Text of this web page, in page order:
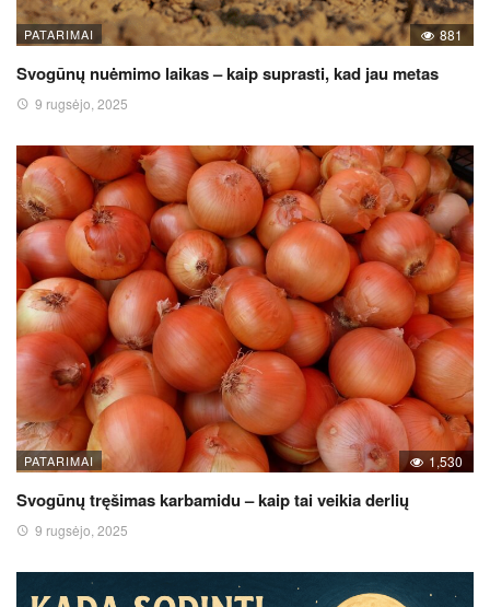
PATARIMAI 881
Svogūnų nuėmimo laikas – kaip suprasti, kad jau metas
9 rugsėjo, 2025
PATARIMAI 1,530
Svogūnų tręšimas karbamidu – kaip tai veikia derlių
9 rugsėjo, 2025